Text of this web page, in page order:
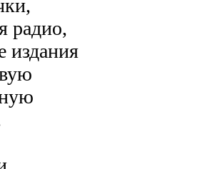
радио,
издания